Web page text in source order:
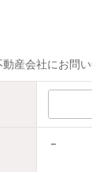
産会社にお問い
－